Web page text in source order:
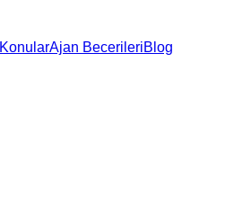
KonularAjan BecerileriBlog